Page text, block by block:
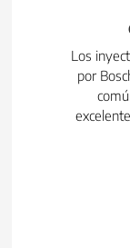
Los
por